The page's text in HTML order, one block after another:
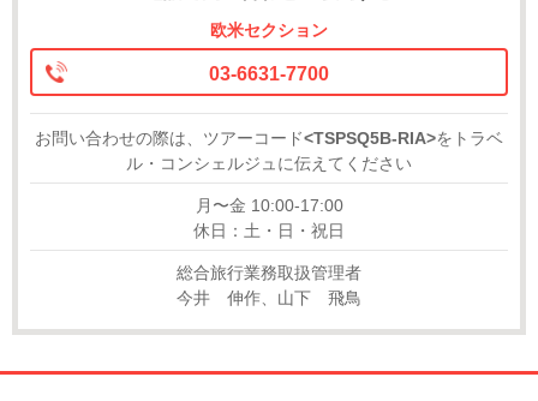
欧米セクション
03-6631-7700
お問い合わせの際は、ツアーコード<TSPSQ5B-RIA>をトラベ
ル・コンシェルジュに伝えてください
月〜金 10:00-17:00
休日：土・日・祝日
総合旅行業務取扱管理者
今井 伸作、山下 飛鳥